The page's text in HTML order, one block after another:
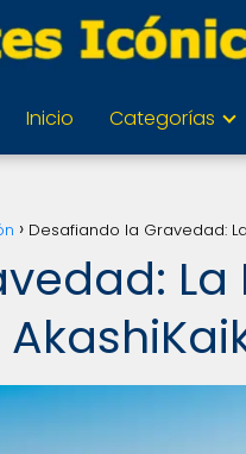
Inicio Categorías
Desafiando la Gravedad:
La